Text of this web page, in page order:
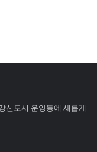
신도시 운양동에 새롭게